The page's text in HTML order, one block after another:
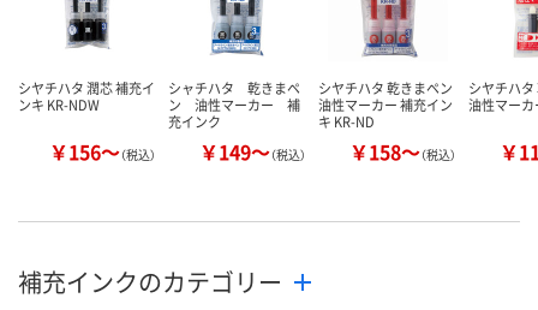
シヤチハタ 潤芯 補充イ
ンキ KR-NDW
￥156～（税込）
シャチハタ 乾きまペ
ン 油性マーカー 補
充インク
￥149～（税込）
シヤチハタ 乾きまペン
油性マーカー 補充イン
キ KR-ND
￥158～（税込）
シヤチハ
油性マーカ
￥
補充インクのカテゴリー